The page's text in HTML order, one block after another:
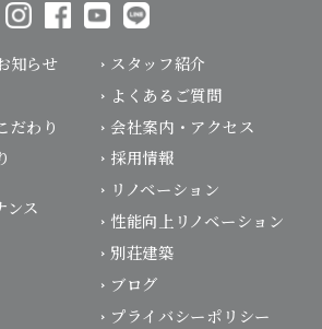
知らせ
だわり
ンス
スタッフ紹介
よくあるご質問
会社案内・アクセス
採用情報
リノベーション
性能向上リノベーション
別荘建築
ブログ
プライバシーポリシー